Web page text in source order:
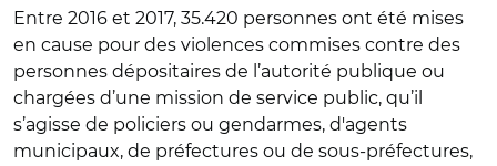
Entre 2016 et 2017, 35.420 personnes ont été mises
en cause pour des violences commises contre des
personnes dépositaires de l’autorité publique ou
chargées d’une mission de service public, qu’il
s’agisse de policiers ou gendarmes, d'agents
municipaux, de préfectures ou de sous-préfectures,